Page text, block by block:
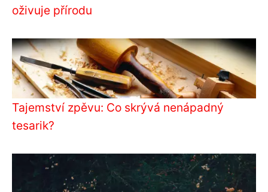
oživuje přírodu
Tajemství zpěvu: Co skrývá nenápadný
tesarik?